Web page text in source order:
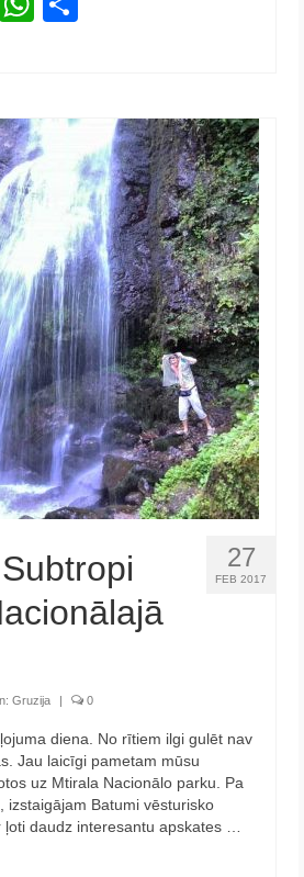
27
FEB 2017
Gruzija | 0
diena. No rītiem ilgi gulēt nav
Jau laicīgi pametam mūsu
uz Mtirala Nacionālo parku. Pa
izstaigājam Batumi vēsturisko
daudz interesantu apskates …